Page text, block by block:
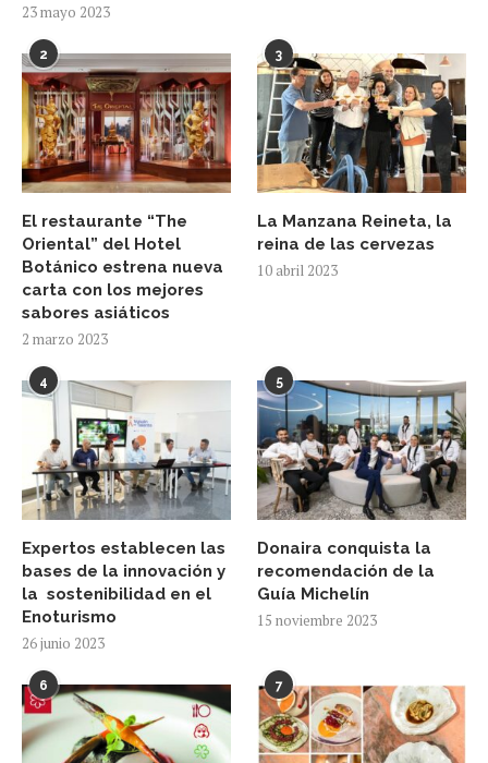
23 mayo 2023
2
El restaurante “The
Oriental” del Hotel
Botánico estrena nueva
carta con los mejores
sabores asiáticos
2 marzo 2023
3
La Manzana Reineta, la
reina de las cervezas
10 abril 2023
4
Expertos establecen las
bases de la innovación y
la sostenibilidad en el
Enoturismo
26 junio 2023
5
Donaira conquista la
recomendación de la
Guía Michelín
15 noviembre 2023
6 7